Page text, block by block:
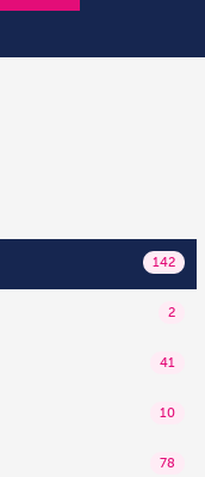
142
2
41
10
78